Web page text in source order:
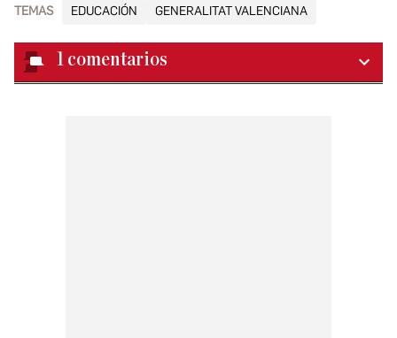
TEMAS EDUCACIÓN GENERALITAT VALENCIANA
1 comentarios